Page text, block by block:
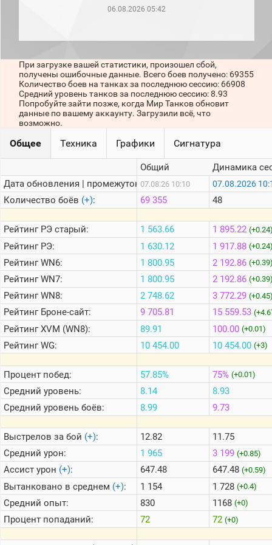
месяц)
игроков
последние
сессии)
1000
стримеров
Информация
Онлайн
Цветовая
шкала
Теlegram
ВК
Портал
Мира
06.08.2026 05:42
При загрузке вашей статистики, произошел сбой,
получены ошибочные данные. Всего боев получено: 69355
Количество боев на танках за последнюю сессию: 66908
Средний уровень танков за последнюю сессию: 8.93
Попробуйте зайти позже, когда Мир Танков обновит
данные по вашему аккаунту. Загрузили всё, что
возможно.
Общее Техника Графики Сигнатура
Дата обновления | промежуток:
Количество боёв (+):
РейтингРЭ старый:
РейтингРЭ:
РейтингWN6:
РейтингWN7:
РейтингWN8:
РейтингБроне-сайт:
РейтингXVM (WN8):
РейтингWG:
Процент побед:
Средний уровень:
Средний уровень боёв:
Выстрелов за бой (+):
Средний урон:
Ассист урон (+):
Вытанковано в среднем (+):
Средний опыт:
Процент попаданий:
Общий
07.08.26 10:10
69 355
1 563.66
1 630.12
1 800.95
1 800.95
2 748.62
9 705.81
89.91
10 454.00
57.85%
8.14
8.99
12.82
1 965
647.48
1 154
830
72
Динамика
07.08.2026
48
1 895.22
1 917.88
2 192.86
2 192.86
3 772.29
15 559.53
100.00 (+0.01)
10 454.00 (+3)
75% (+0.01)
8.93
9.73
11.75
3 199 (+0.85)
647.48 (+0.59)
1 728 (+0.4)
1168 (+0)
72 (+0)